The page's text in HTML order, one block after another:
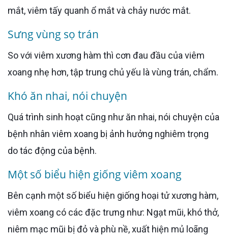
mắt, viêm tấy quanh ổ mắt và chảy nước mắt.
Sưng vùng sọ trán
So với viêm xương hàm thì cơn đau đầu của viêm
xoang nhẹ hơn, tập trung chủ yếu là vùng trán, chẩm.
Khó ăn nhai, nói chuyện
Quá trình sinh hoạt cũng như ăn nhai, nói chuyện của
bệnh nhân viêm xoang bị ảnh hưởng nghiêm trọng
do tác động của bệnh.
Một số biểu hiện giống viêm xoang
Bên cạnh một số biểu hiện giống hoại tử xương hàm,
viêm xoang có các đặc trưng như: Ngạt mũi, khó thở,
niêm mạc mũi bị đỏ và phù nề, xuất hiện mủ loãng